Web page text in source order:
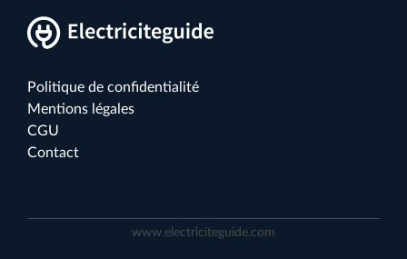
Politique de confidentialité
Mentions légales
CGU
Contact
www.electriciteguide.com